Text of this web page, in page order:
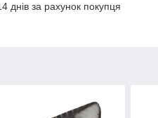
днів за рахунок покупця